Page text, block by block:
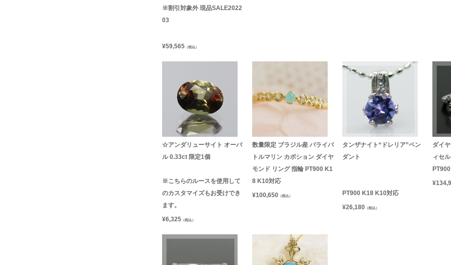
※割引対象外 現品SALE2022
03
¥59,565 （税込）
☆アンダリューサイト オーバ
ル 0.33ct 限定1個
※こちらのルースを使用して
のカスタマイズもお受けでき
ます。
¥6,325 （税込）
数量限定 ブラジル産 パライバ
トルマリン カボション ダイヤ
モンド リング 指輪 PT900 K1
8 K10対応
¥100,650 （税込）
タンザナイト“ドレリア”ペン
ダント
PT900 K18 K10対応
¥26,180 （税込）
ダイ
ィセル
¥